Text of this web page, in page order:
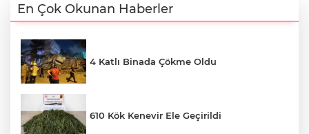
En Çok Okunan Haberler
4 Katlı Binada Çökme Oldu
610 Kök Kenevir Ele Geçirildi